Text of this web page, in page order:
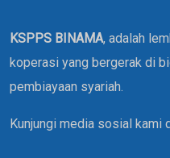
KSPPS BINAMA, adalah
koperasi yang bergerak di
pembiayaan syariah.
Kunjungi media sosial kami